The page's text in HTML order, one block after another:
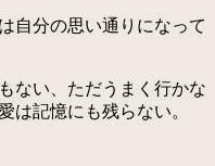
自分の思い通りになって
ない、ただうまく行かな
は記憶にも残らない。